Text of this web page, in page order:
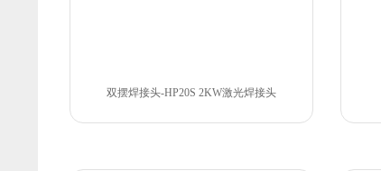
双摆焊接头-HP20S 2KW激光焊接头